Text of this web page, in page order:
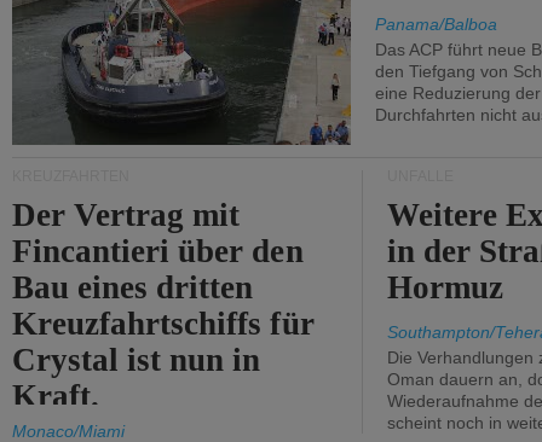
Panama/Balboa
Das ACP führt neue
den Tiefgang von
eine Reduzierung
Durchfahrten nicht
Der Vertrag mit
Fincantieri über den
Bau eines dritten
Kreuzfahrtschiffs für
Crystal ist nun in
Kraft.
Monaco/Miami
Weitere
in der
Hormuz
Southampton/
Die Verhandlungen
Oman dauern an,
Wiederaufnahme
scheint noch in